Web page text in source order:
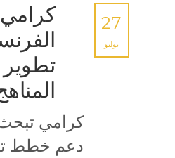
27
يوليو
تطوير
كرامي
دعم خطط